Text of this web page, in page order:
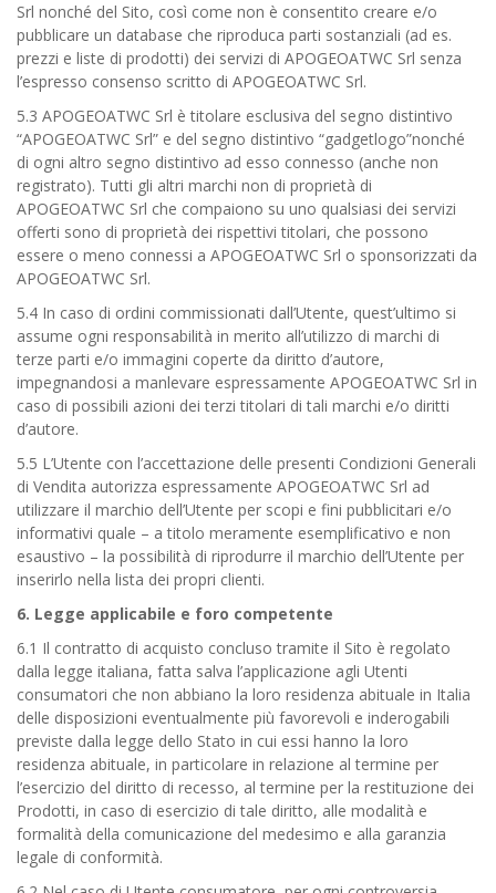
Srl nonché del Sito, così come non è consentito creare e/o
pubblicare un database che riproduca parti sostanziali (ad es.
prezzi e liste di prodotti) dei servizi di APOGEOATWC Srl senza
l’espresso consenso scritto di APOGEOATWC Srl.
5.3 APOGEOATWC Srl è titolare esclusiva del segno distintivo
“APOGEOATWC Srl” e del segno distintivo “gadgetlogo”nonché
di ogni altro segno distintivo ad esso connesso (anche non
registrato). Tutti gli altri marchi non di proprietà di
APOGEOATWC Srl che compaiono su uno qualsiasi dei servizi
offerti sono di proprietà dei rispettivi titolari, che possono
essere o meno connessi a APOGEOATWC Srl o sponsorizzati da
APOGEOATWC Srl.
5.4 In caso di ordini commissionati dall’Utente, quest’ultimo si
assume ogni responsabilità in merito all’utilizzo di marchi di
terze parti e/o immagini coperte da diritto d’autore,
impegnandosi a manlevare espressamente APOGEOATWC Srl in
caso di possibili azioni dei terzi titolari di tali marchi e/o diritti
d’autore.
5.5 L’Utente con l’accettazione delle presenti Condizioni Generali
di Vendita autorizza espressamente APOGEOATWC Srl ad
utilizzare il marchio dell’Utente per scopi e fini pubblicitari e/o
informativi quale – a titolo meramente esemplificativo e non
esaustivo – la possibilità di riprodurre il marchio dell’Utente per
inserirlo nella lista dei propri clienti.
6. Legge applicabile e foro competente
6.1 Il contratto di acquisto concluso tramite il Sito è regolato
dalla legge italiana, fatta salva l’applicazione agli Utenti
consumatori che non abbiano la loro residenza abituale in Italia
delle disposizioni eventualmente più favorevoli e inderogabili
previste dalla legge dello Stato in cui essi hanno la loro
residenza abituale, in particolare in relazione al termine per
l’esercizio del diritto di recesso, al termine per la restituzione dei
Prodotti, in caso di esercizio di tale diritto, alle modalità e
formalità della comunicazione del medesimo e alla garanzia
legale di conformità.